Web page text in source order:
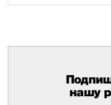
нашу